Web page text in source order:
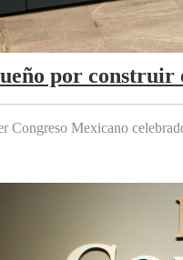
por construir
Congreso Mexicano